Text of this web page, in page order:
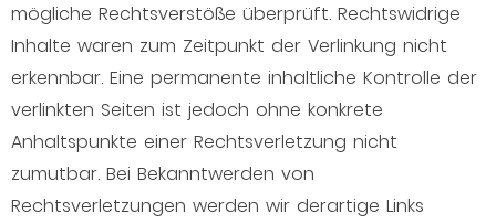
mögliche Rechtsverstöße überprüft. Rechtswidrige
Inhalte waren zum Zeitpunkt der Verlinkung nicht
erkennbar. Eine permanente inhaltliche Kontrolle der
verlinkten Seiten ist jedoch ohne konkrete
Anhaltspunkte einer Rechtsverletzung nicht
zumutbar. Bei Bekanntwerden von
Rechtsverletzungen werden wir derartige Links